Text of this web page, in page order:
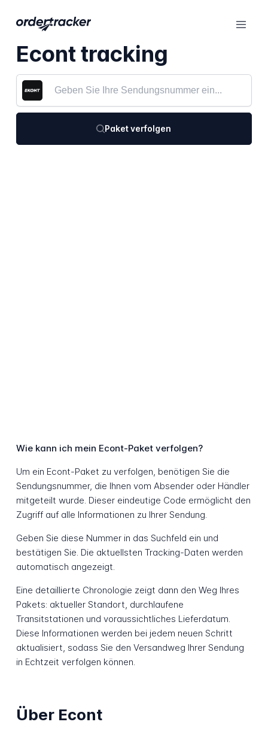
Econt tracking
Paket verfolgen
Wie kann ich mein Econt-Paket verfolgen?
Um ein Econt-Paket zu verfolgen, benötigen Sie die
Sendungsnummer, die Ihnen vom Absender oder Händler
mitgeteilt wurde. Dieser eindeutige Code ermöglicht den
Zugriff auf alle Informationen zu Ihrer Sendung.
Geben Sie diese Nummer in das Suchfeld ein und
bestätigen Sie. Die aktuellsten Tracking-Daten werden
automatisch angezeigt.
Eine detaillierte Chronologie zeigt dann den Weg Ihres
Pakets: aktueller Standort, durchlaufene
Transitstationen und voraussichtliches Lieferdatum.
Diese Informationen werden bei jedem neuen Schritt
aktualisiert, sodass Sie den Versandweg Ihrer Sendung
in Echtzeit verfolgen können.
Über Econt